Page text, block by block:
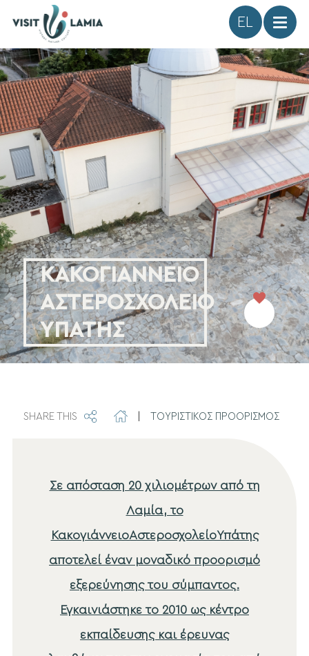
Γλώσσα
ΚΑΚΟΓΙΑΝΝΕΙΟ
ΑΣΤΕΡΟΣΧΟΛΕΙΟ
ΥΠΑΤΗΣ
Προσθήκη
στα
SHARE THIS ΤΟΥΡΙΣΤΙΚΟΣ ΠΡΟΟΡΙΣΜΟΣ
Σε απόσταση 20 χιλιομέτρων από τη
Λαμία, το
ΚακογιάννειοΑστεροσχολείοΥπάτης
αποτελεί έναν μοναδικό προορισμό
εξερεύνησης του σύμπαντος.
Εγκαινιάστηκε το 2010 ως κέντρο
εκπαίδευσης και έρευνας